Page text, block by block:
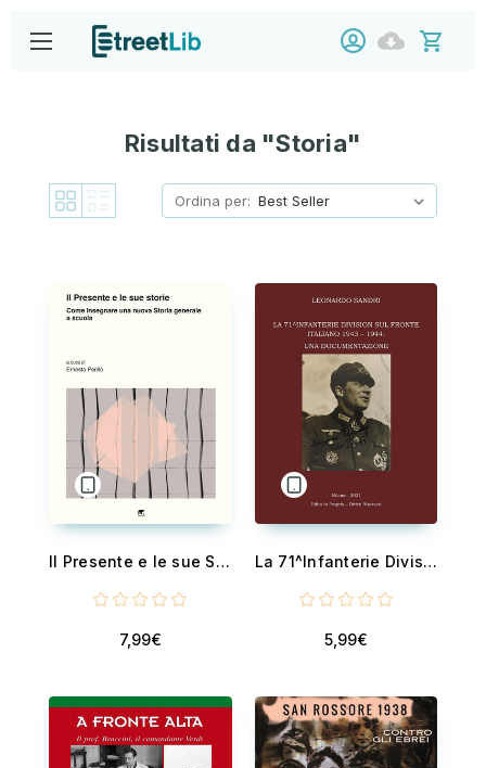
Risultati da "Storia"
Ordina per:
Il Presente e le sue Storie - Come insegnare una nuova Storia generale a scuola
7,99€
La 71^Infanterie Division sul fronte italiano 1943 - 1944: Una documentazione
5,99€